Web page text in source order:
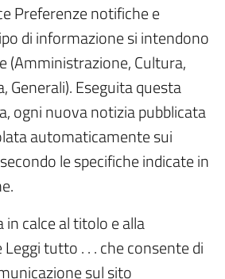
Preferenze notifiche e
di informazione si intendono
(Amministrazione, Cultura,
Generali). Eseguita questa
ogni nuova notizia pubblicata
automaticamente sui
le specifiche indicate in
calce al titolo e alla
tutto . . . che consente di
sul sito